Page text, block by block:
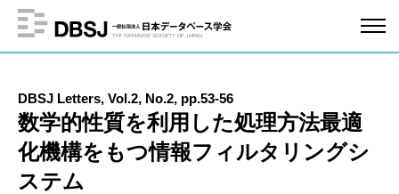
DBSJ Letters, Vol.2, No.2, pp.53-56
数学的性質を利用した処理方法最適
化機構をもつ情報フィルタリングシ
ステム